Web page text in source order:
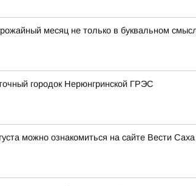
месяц не только в буквальном
городок Нерюнгринской ГРЭС
можно ознакомиться на сайте Вести Саха